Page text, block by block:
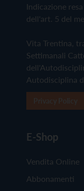
Indicazione
dell'art. 5 del
Vita Trentina,
Settimanali
Autodisciplina
E-Shop
Vendita Online
Abbonamenti